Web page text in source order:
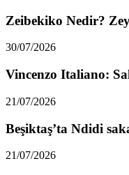
Zeibekiko Nedir?
30/07/2026
Vincenzo Italiano:
21/07/2026
Beşiktaş’ta Ndidi
21/07/2026